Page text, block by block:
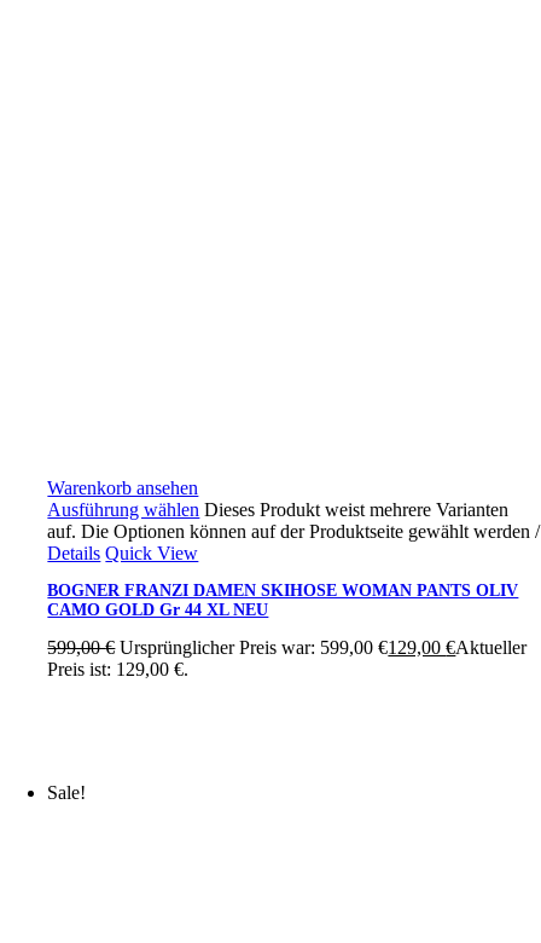
Warenkorb ansehen
Ausführung wählen Dieses Produkt weist mehrere Varianten
auf. Die Optionen können auf der Produktseite gewählt werden/
Details Quick View
BOGNER FRANZI DAMEN SKIHOSE WOMAN PANTS OLIV
CAMO GOLD Gr 44 XL NEU
599,00€ Ursprünglicher Preis war: 599,00 €129,00€Aktueller
Preis ist: 129,00 €.
Sale!